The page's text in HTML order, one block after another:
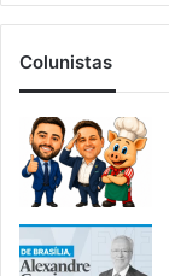
Colunistas